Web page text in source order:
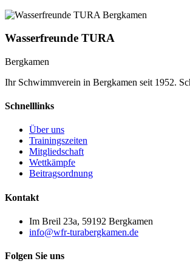
Wasserfreunde TURA
Bergkamen
Ihr Schwimmverein in Bergkamen seit 1952.
Schnelllinks
Über uns
Trainingszeiten
Mitgliedschaft
Wettkämpfe
Beitragsordnung
Kontakt
Im Breil 23a, 59192 Bergkamen
info@wfr-turabergkamen.de
Folgen Sie uns